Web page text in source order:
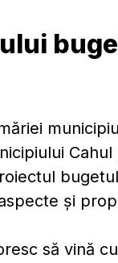
Cahul
și
să vină